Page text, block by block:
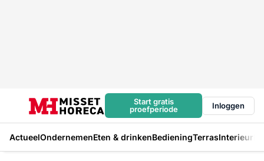
Start gratis
proefperiode
Inloggen
ActueelOndernemenEten & drinkenBedieningTerrasInterieur